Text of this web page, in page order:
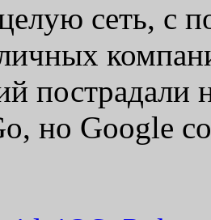
сеть, с
пострадали
но Google